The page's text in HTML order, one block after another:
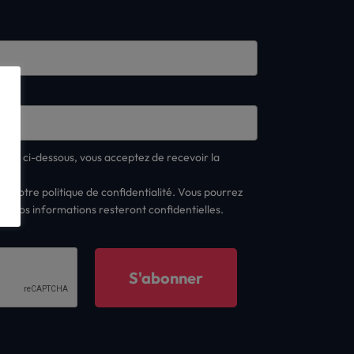
ci-dessous, vous acceptez de recevoir la
notre politique de confidentialité. Vous pourrez
et vos informations resteront confidentielles.
S'abonner